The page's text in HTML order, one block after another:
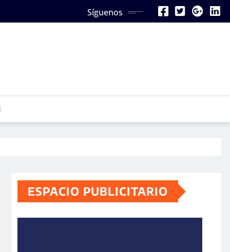
Síguenos
ESPACIO PUBLICITARIO